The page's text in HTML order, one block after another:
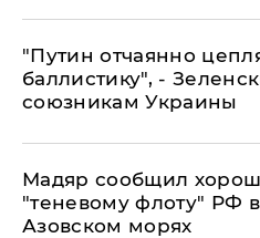
"Путин отчаянно
баллистику", -
союзникам Украины
Мадяр сообщил
"теневому флоту" РФ
Азовском морях